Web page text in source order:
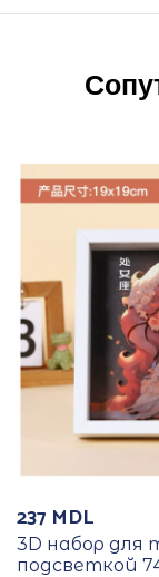
237 MDL
3D набор для
подсветкой